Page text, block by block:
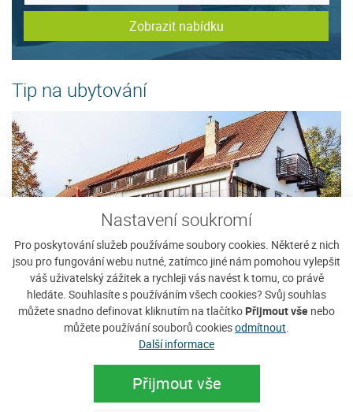
Nastavení soukromí
Pro poskytování služeb používáme soubory cookies. Některé z nich
jsou pro fungování webu nutné, zatímco jiné nám pomohou vylepšit
váš uživatelský zážitek a rychleji vás navést k tomu, co právě
hledáte. Souhlasíte s používáním všech cookies? Svůj souhlas
můžete snadno definovat kliknutím na tlačítko Přijmout vše nebo
můžete používání souborů cookiesodmítnout.
Další informace
Přijmout vše
Zobrazit nabídku
Tip na ubytování
Hotel Krásná Vyhlídka
Hotel Krásná Vyhlídka (960 m n.m.) se jako jediný na
východní straně hory Javorník (1066 m n. m.) může
pochlubit jedinečnou polohou umožňující...
Cena: 510 Kč za osobu / noc